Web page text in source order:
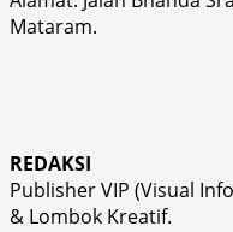
Mataram.
REDAKSI
Publisher VIP (Visual
& Lombok Kreatif.